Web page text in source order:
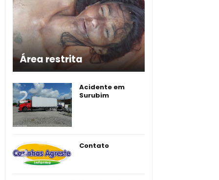
Área restrita
Acidente em
Surubim
Contato